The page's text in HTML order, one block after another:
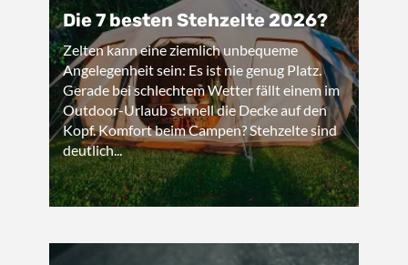
Die 7 besten Stehzelte 2026?
Zelten kann eine ziemlich unbequeme
Angelegenheit sein: Es ist nie genug Platz.
Gerade bei schlechtem Wetter fällt einem im
Outdoor-Urlaub schnell die Decke auf den
Kopf. Komfort beim Campen? Stehzelte sind
deutlich...